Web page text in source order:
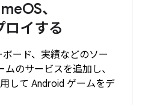
、
イする
ード、実績などのソー
のサービスを追加し、
して Android ゲームをデ